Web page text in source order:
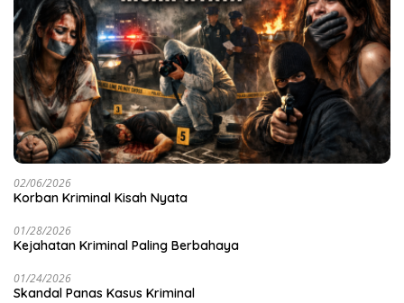
02/06/2026
Korban Kriminal Kisah Nyata
01/28/2026
Kejahatan Kriminal Paling Berbahaya
01/24/2026
Skandal Panas Kasus Kriminal